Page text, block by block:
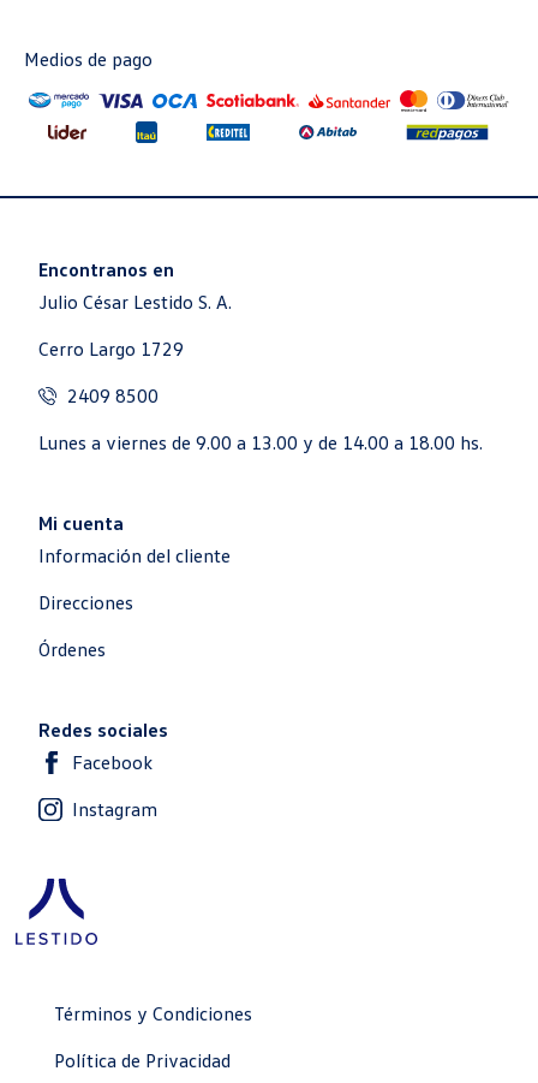
Medios de pago
Encontranos en
Julio César Lestido S. A.
Cerro Largo 1729
2409 8500
Lunes a viernes de 9.00 a 13.00 y de 14.00 a 18.00 hs.
Mi cuenta
Información del cliente
Direcciones
Órdenes
Redes sociales
Facebook
Instagram
Términos y Condiciones
Política de Privacidad